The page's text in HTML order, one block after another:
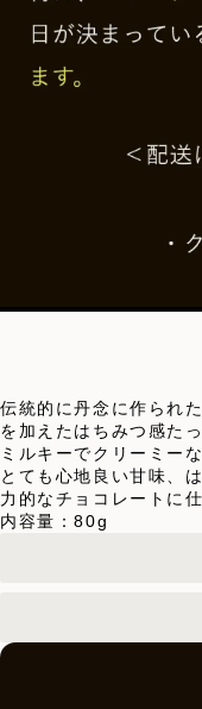
伝統的に丹念に作られ
を加えたはちみつ感た
ミルキーでクリーミー
とても心地良い甘味、
力的なチョコレートに
内容量：80g